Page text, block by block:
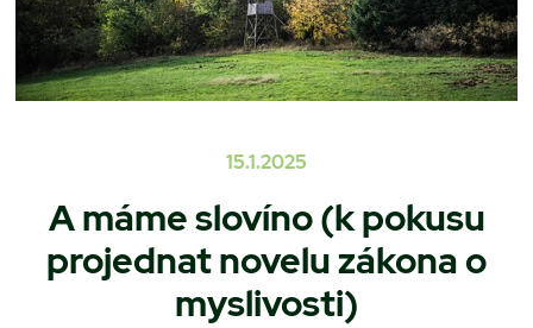
15.1.2025
A máme slovíno (k pokusu
projednat novelu zákona o
myslivosti)